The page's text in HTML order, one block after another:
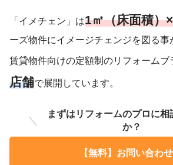
「イメチェン」は1㎡（床面積）
ーズ物件にイメージチェンジを図る事
賃貸物件向けの定額制のリフォームブ
店舗で展開しています。
まずはリフォームのプロに相
か？
【無料】お問い合わせ